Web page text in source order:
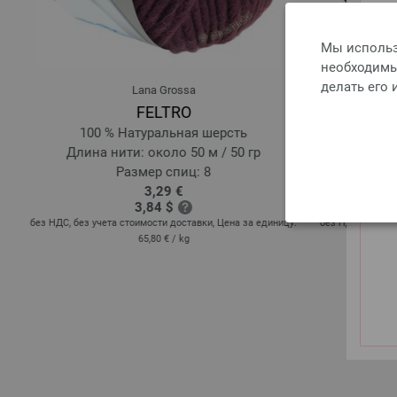
Мы
делать его
Lana Grossa
FELTRO
100 % Натуральная шерсть
Длина нити: около 50 м / 50 гр
Размер спиц: 8
3,29 €
3,84 $
без НДС, без учета стоимости доставки, Цена за единицу:
65,80 € / kg
без НДС, без